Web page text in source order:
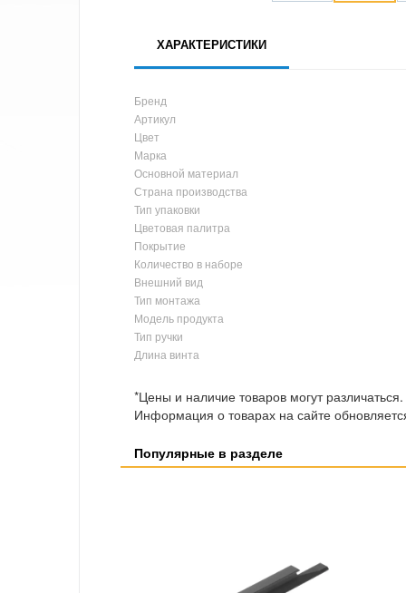
ХАРАКТЕРИСТИКИ
Бренд
Артикул
Цвет
Марка
Основной материал
Страна производства
Тип упаковки
Цветовая палитра
Покрытие
Количество в наборе
Внешний вид
Тип монтажа
Модель продукта
Тип ручки
Длина винта
*Цены и наличие товаров могут
Информация о товарах на сайте
Популярные в разделе